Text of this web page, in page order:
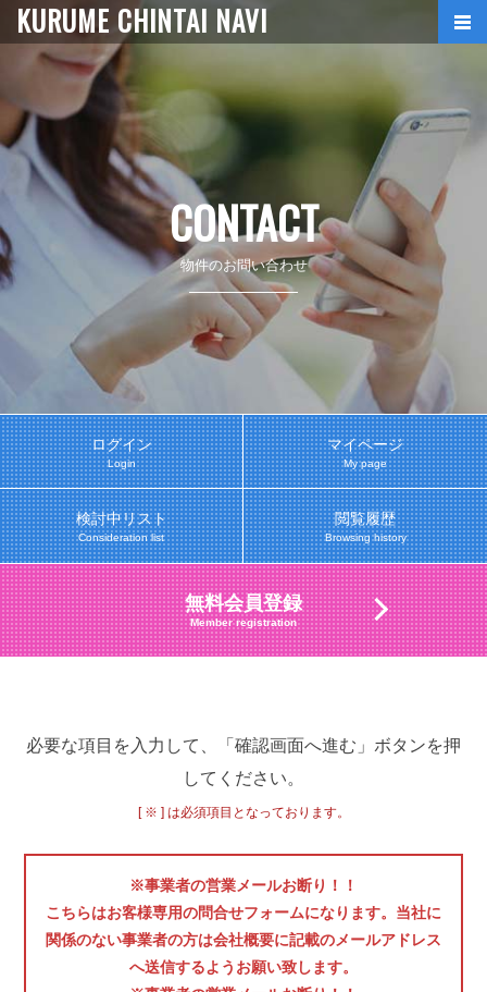
KURUME CHINTAI NAVI
CONTACT
物件のお問い合わせ
ログイン
Login
マイページ
My page
検討中リスト
Consideration list
閲覧履歴
Browsing history
無料会員登録
Member registration
必要な項目を入力して、「確認画面へ進む」ボタンを押
してください。
[ ※ ] は必須項目となっております。
※事業者の営業メールお断り！！
こちらはお客様専用の問合せフォームになります。当社に
関係のない事業者の方は会社概要に記載のメールアドレス
へ送信するようお願い致します。